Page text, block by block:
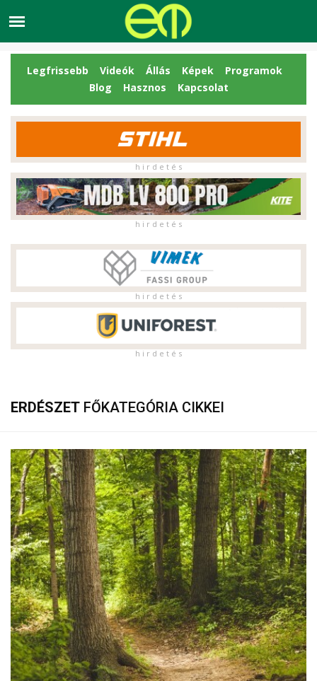
Legfrissebb Videók Állás Képek
Programok
Blog
Hasznos Kapcsolat
h i r d e t é s
h i r d e t é s
h i r d e t é s
h i r d e t é s
ERDÉSZET FŐKATEGÓRIA CIKKEI